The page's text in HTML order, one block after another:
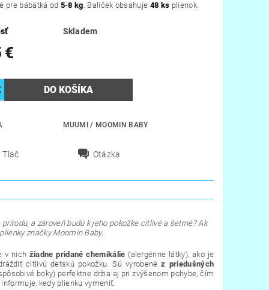
pre bábätká od 5-8 kg. Balíček obsahuje 48 ks plienok.
Skladem
€
MUUMI / MOOMIN BABY
Tlač Otázka
a zároveň budú k jeho pokožke citlivé a šetrné? Ak
značky Moomin Baby.
v nich žiadne pridané chemikálie (alergénne látky), ako je
citlivú detskú pokožku. Sú vyrobenéz priedušných
boky) perfektne držia aj pri zvýšenom pohybe, čím
informuje, kedy plienku vymeniť.